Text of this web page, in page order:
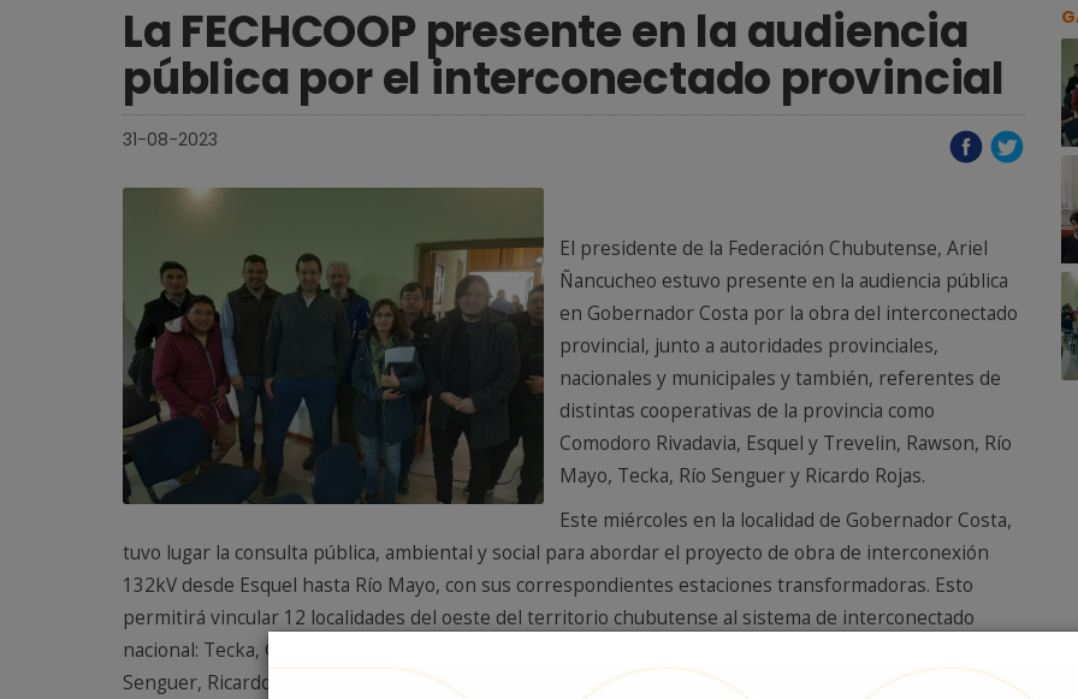
La FECHCOOP presente en la audiencia
pública por el interconectado provincial
31-08-2023
El presidente de la Federación Chubutense, Ariel
Ñancucheo estuvo presente en la audiencia pública
en Gobernador Costa por la obra del interconectado
provincial, junto a autoridades provinciales,
nacionales y municipales y también, referentes de
distintas cooperativas de la provincia como
Comodoro Rivadavia, Esquel y Trevelin, Rawson, Río
Mayo, Tecka, Río Senguer y Ricardo Rojas.
Este miércoles en la localidad de Gobernador Costa,
tuvo lugar la consulta pública, ambiental y social para abordar el proyecto de obra de interconexión
132kV desde Esquel hasta Río Mayo, con sus correspondientes estaciones transformadoras. Esto
permitirá vincular 12 localidades del oeste del territorio chubutense al sistema de interconectado
nacional: Tecka, Gobernador Costa, José de San Martin, Río Pico, Atilio Viglione, Río Mayo, Alto Río
Senguer, Ricardo Rojas, Lago Blanco, Facundo, Buen Pasto y Aldea Beleiro.